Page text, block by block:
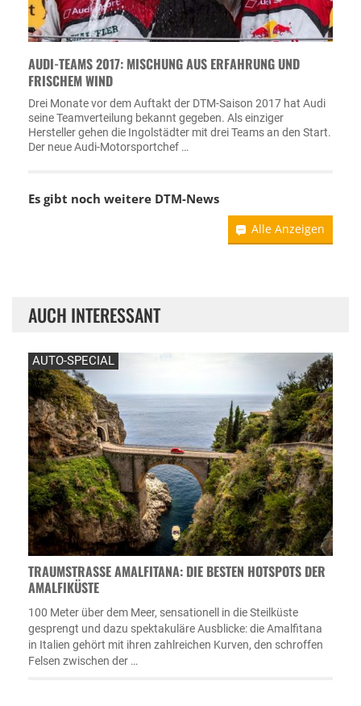
AUDI-TEAMS 2017: MISCHUNG AUS ERFAHRUNG UND
FRISCHEM WIND
Drei Monate vor dem Auftakt der DTM-Saison 2017 hat Audi
seine Teamverteilung bekannt gegeben. Als einziger
Hersteller gehen die Ingolstädter mit drei Teams an den Start.
Der neue Audi-Motorsportchef …
Es gibt noch weitere DTM-News
Alle Anzeigen
AUCH INTERESSANT
AUTO-SPECIAL
TRAUMSTRASSE AMALFITANA: DIE BESTEN HOTSPOTS DER A
MALFIKÜSTE
100 Meter über dem Meer, sensationell in die Steilküste
gesprengt und dazu spektakuläre Ausblicke: die Amalfitana
in Italien gehört mit ihren zahlreichen Kurven, den schroffen
Felsen zwischen der …